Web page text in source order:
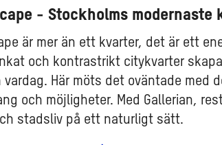
- Stockholms
är mer än ett kvarter, det är ett
och kontrastrikt citykvarter
vardag. Här möts det oväntade med
och möjligheter. Med Gallerian,
stadsliv på ett naturligt sätt.